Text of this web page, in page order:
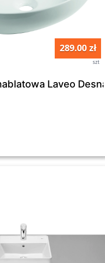
289.00 zł
szt
Laveo